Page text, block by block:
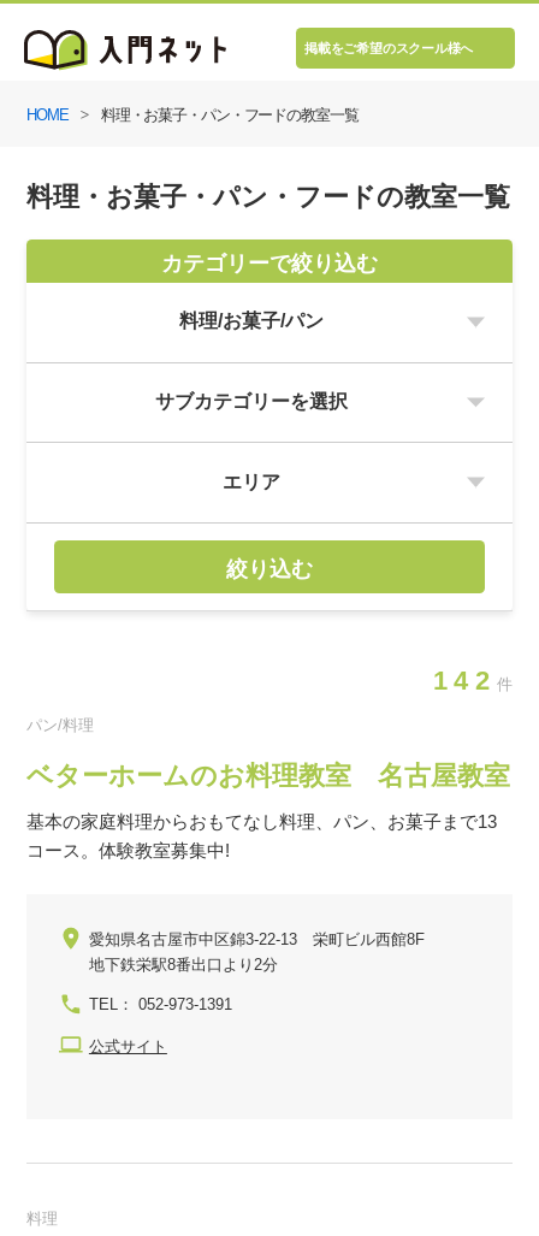
掲載をご希望のスクール様へ
HOME 料理・お菓子・パン・フードの教室一覧
料理・お菓子・パン・フードの教室一覧
カテゴリーで絞り込む
絞り込む
142 件
パン/料理
ベターホームのお料理教室 名古屋教室
基本の家庭料理からおもてなし料理、パン、お菓子まで13
コース。体験教室募集中!
愛知県名古屋市中区錦3-22-13 栄町ビル西館8F
地下鉄栄駅8番出口より2分
TEL： 052-973-1391
公式サイト
料理